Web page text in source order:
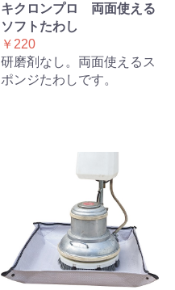
キクロンプロ 両面使える
ソフトたわし
￥220
研磨剤なし。両面使えるス
ポンジたわしです。